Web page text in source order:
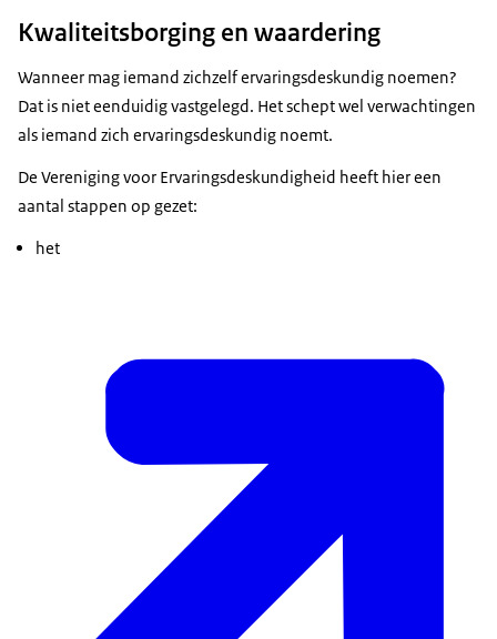
Kwaliteitsborging en waardering
Wanneer mag iemand zichzelf ervaringsdeskundig noemen?
Dat is niet eenduidig vastgelegd. Het schept wel verwachtingen
als iemand zich ervaringsdeskundig noemt.
De Vereniging voor Ervaringsdeskundigheid heeft hier een
aantal stappen op gezet:
het